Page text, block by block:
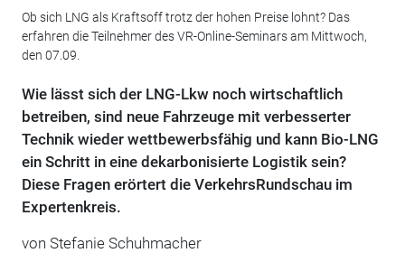
Ob sich LNG als Kraftsoff trotz der hohen Preise lohnt? Das
erfahren die Teilnehmer des VR-Online-Seminars am Mittwoch,
den 07.09.
Wie lässt sich der LNG-Lkw noch wirtschaftlich
betreiben, sind neue Fahrzeuge mit verbesserter
Technik wieder wettbewerbsfähig und kann Bio-LNG
ein Schritt in eine dekarbonisierte Logistik sein?
Diese Fragen erörtert die VerkehrsRundschau im
Expertenkreis.
von Stefanie Schuhmacher